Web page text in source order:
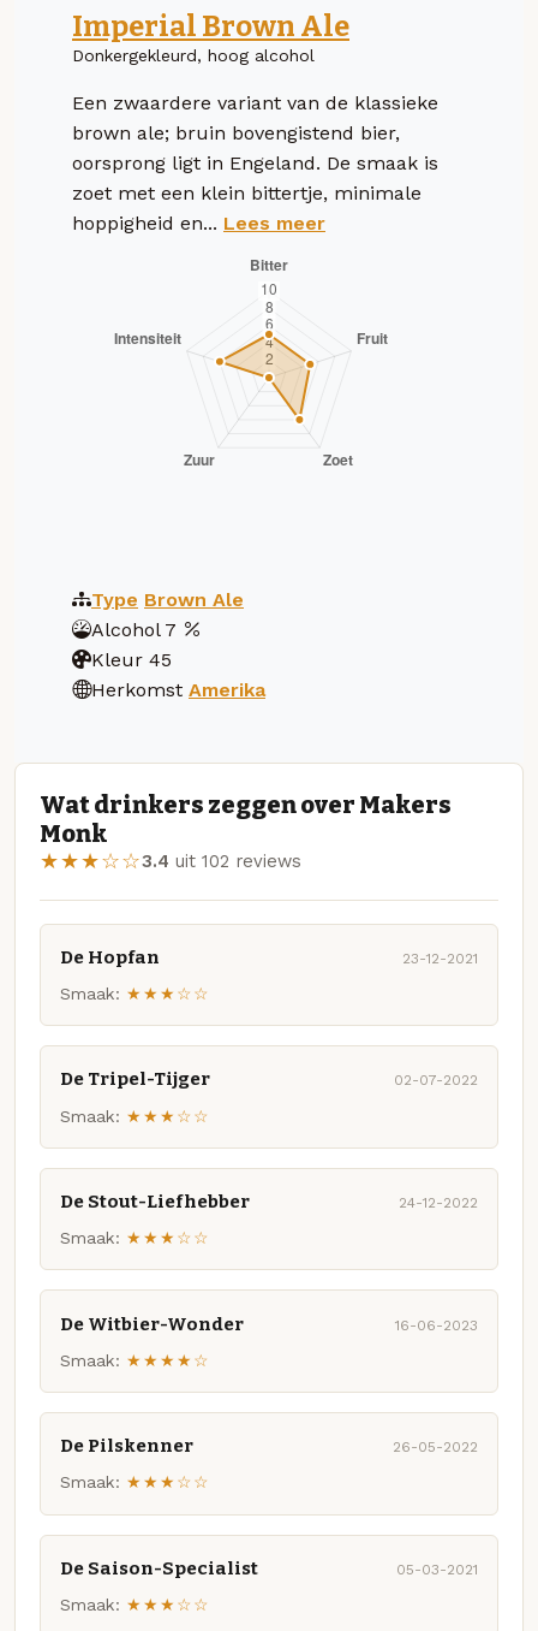
Imperial Brown Ale
Donkergekleurd, hoog alcohol
Een zwaardere variant van de klassieke
brown ale; bruin bovengistend bier,
oorsprong ligt in Engeland. De smaak is
zoet met een klein bittertje, minimale
hoppigheid en... Lees meer
Type Brown Ale
Alcohol 7
Kleur 45
Herkomst Amerika
Wat drinkers zeggen over Makers
Monk
★★★☆☆3.4 uit 102 reviews
De Hopfan 23-12-2021
Smaak: ★★★☆☆
De Tripel-Tijger 02-07-2022
Smaak: ★★★☆☆
De Stout-Liefhebber 24-12-2022
Smaak: ★★★☆☆
De Witbier-Wonder 16-06-2023
Smaak: ★★★★☆
De Pilskenner 26-05-2022
Smaak: ★★★☆☆
De Saison-Specialist 05-03-2021
Smaak: ★★★☆☆